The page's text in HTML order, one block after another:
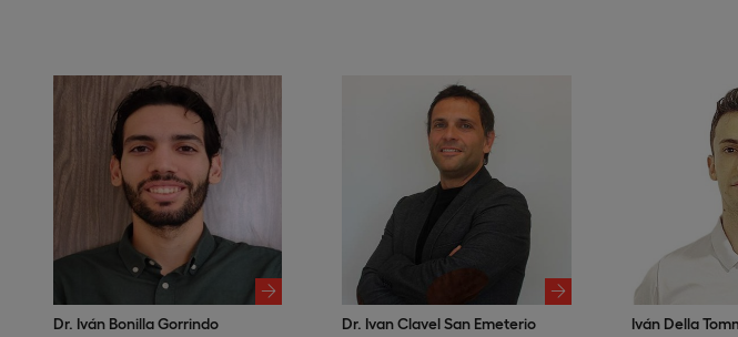
Dr. Iván Bonilla Gorrindo Dr. Ivan Clavel San Emeterio Iván Della